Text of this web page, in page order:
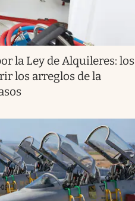
la Ley de Alquileres: los
los arreglos de la